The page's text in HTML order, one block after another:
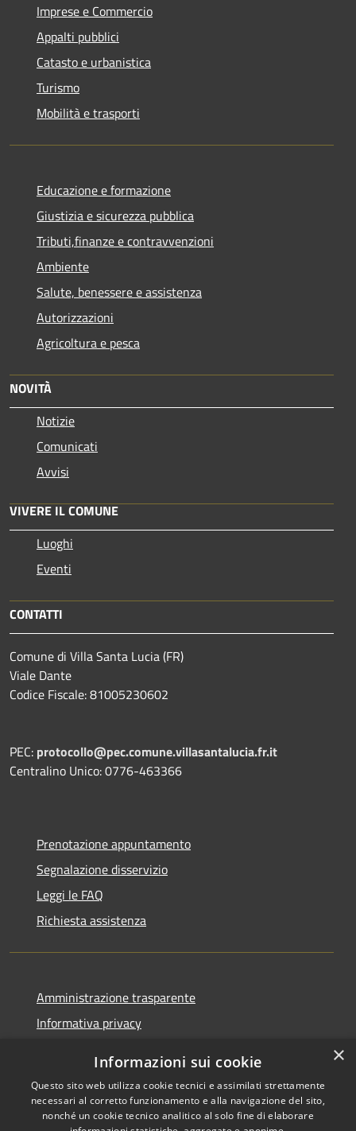
Imprese e Commercio
Appalti pubblici
Catasto e urbanistica
Turismo
Mobilità e trasporti
Educazione e formazione
Giustizia e sicurezza pubblica
Tributi,finanze e contravvenzioni
Ambiente
Salute, benessere e assistenza
Autorizzazioni
Agricoltura e pesca
NOVITÀ
Notizie
Comunicati
Avvisi
VIVERE IL COMUNE
Luoghi
Eventi
CONTATTI
Comune di Villa Santa Lucia (FR)
Viale Dante
Codice Fiscale: 81005230602
PEC: protocollo@pec.comune.villasantalucia.fr.it
Centralino Unico: 0776-463366
Prenotazione appuntamento
Segnalazione disservizio
Leggi le FAQ
Richiesta assistenza
Amministrazione trasparente
Informativa privacy
Dichiarazione di accessibilità
×
Informazioni sui cookie
Questo sito web utilizza cookie tecnici e assimilati strettamente
necessari al corretto funzionamento e alla navigazione del sito,
nonché un cookie tecnico analitico al solo fine di elaborare